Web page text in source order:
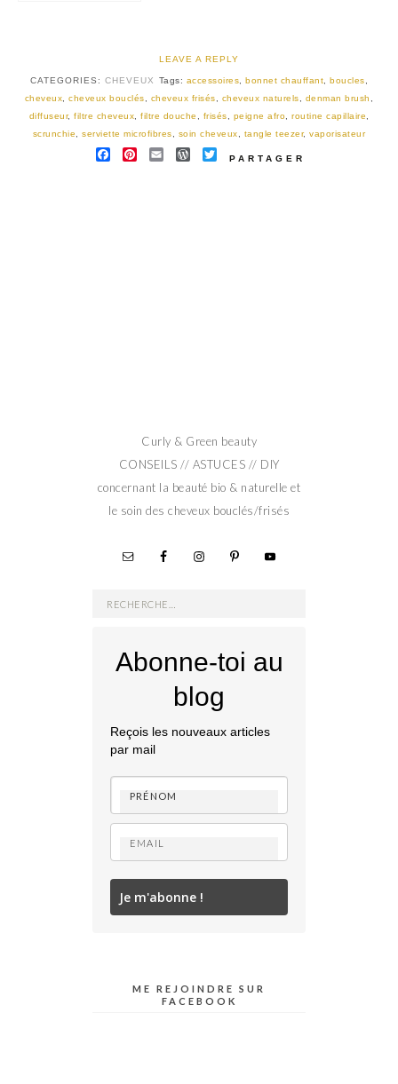
LEAVE A REPLY
CATEGORIES: CHEVEUX Tags: accessoires ,bonnet chauffant ,boucles
cheveux ,cheveux bouclés cheveux frisés cheveux naturels denman brush
diffuseur, filtre cheveux filtre douche frisés peigne afro routine capillaire
scrunchie
,serviette microfibres soin cheveux tangle teezer,vaporisateur
FACEBOOK
PINTEREST
EMAILWORDPRESS
TWITTER
PARTAGER
Curly & Green beauty
CONSEILS // ASTUCES // DIY
concernant la beauté bio & naturelle et
le soin des cheveux bouclés/frisés
Rechercher :
Abonne-toi au
blog
Reçois les nouveaux articles
par mail
Je m'abonne !
ME REJOINDRE SUR
FACEBOOK